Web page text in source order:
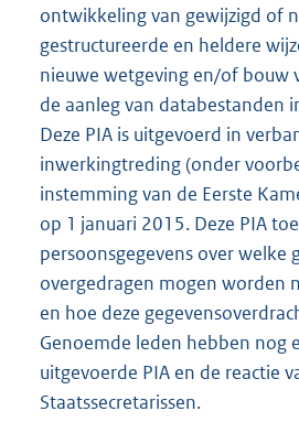
ontwikkeling van gewijzigd of
gestructureerde en heldere
nieuwe wetgeving en/of bouw
de aanleg van databestanden
Deze PIA is uitgevoerd in
inwerkingtreding (onder
instemming van de Eerste
op 1 januari 2015. Deze PIA
persoonsgegevens over welke
overgedragen mogen worden
en hoe deze
Genoemde leden hebben nog
uitgevoerde PIA en de reactie
Staatssecretarissen.